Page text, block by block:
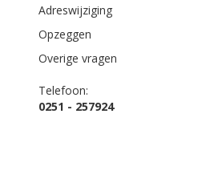
Adreswijziging
Opzeggen
Overige vragen
Telefoon:
0251 - 257924